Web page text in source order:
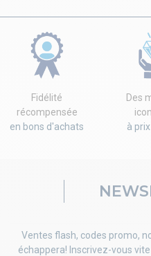
Fidélité
récompensée
en bons d'achats
Des
à
Ventes flash, codes promo,
échappera! Inscrivez-vous